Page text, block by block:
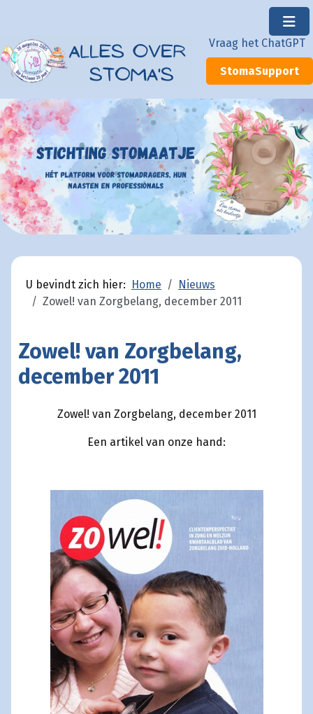
Vraag het ChatGPT
StomaSupport
U bevindt zich hier: Home
Nieuws
Zowel! van Zorgbelang, december 2011
Zowel! van Zorgbelang,
december 2011
Zowel! van Zorgbelang, december 2011
Een artikel van onze hand:
×